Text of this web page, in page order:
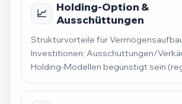
📈
Holding-Option &
Ausschüttungen
Strukturvorteile für
Investitionen; Ausschüttungen/
Holding-Modellen begünstigt sein